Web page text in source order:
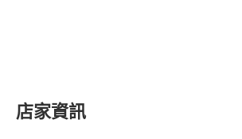
店家資訊